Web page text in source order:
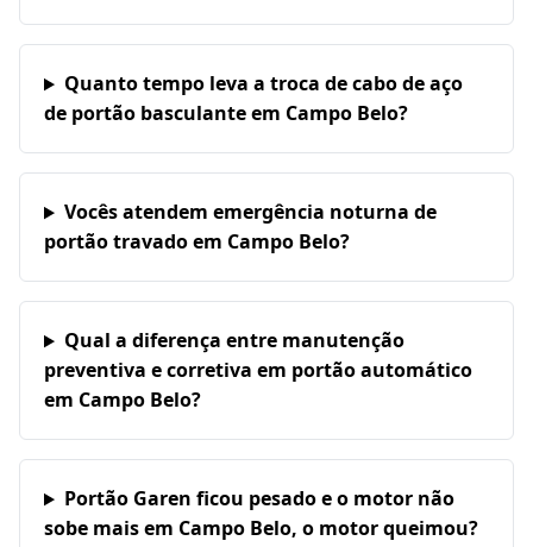
Quanto tempo leva a troca de cabo de aço
de portão basculante em Campo Belo?
Vocês atendem emergência noturna de
portão travado em Campo Belo?
Qual a diferença entre manutenção
preventiva e corretiva em portão automático
em Campo Belo?
Portão Garen ficou pesado e o motor não
sobe mais em Campo Belo, o motor queimou?